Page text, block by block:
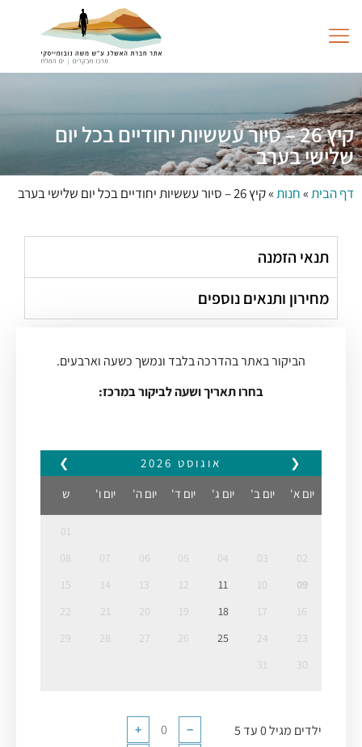
קיץ 26 – סיור עששיות יחודיים בכל יום
שלישי בערב
דף הבית»חנות»קיץ 26 – סיור עששיות יחודיים בכל יום שלישי בערב
תנאי הזמנה
מחירון ותנאים נוספים
הביקור באתר בהדרכה בלבד ונמשך כשעה וארבעים.
בחרו תאריך ושעה לביקור במרכז:
❮
❯ אוגוסט 2026
יום א'
יום ב' יום ג' יום ד' יום ה' יום ו' ש
01
02
03
04
05
06
07
08
09
10
11
12
13
14
15
16
17
18
19
20
21
22
23
24
25
26
27
28
29
30
31
ילדים מגיל 0 עד 5 −
+